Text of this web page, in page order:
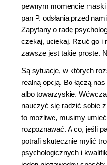
pewnym momencie
pan P. odsłania przed
Zapytany o radę
czekaj, uciekaj. Rzuć go i
zawsze jest takie proste.
Są sytuacje, w których
realną opcją. Bo łączą
albo towarzyskie.
nauczyć się radzić sobie
to możliwe, musimy umieć
rozpoznawać. A co, jeśli
potrafi skutecznie mylić
psychologicznych i